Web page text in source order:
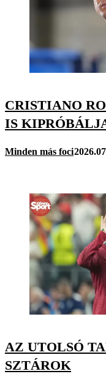
CRISTIANO
IS
Minden más foci
AZ UTOLSÓ
SZTÁROK